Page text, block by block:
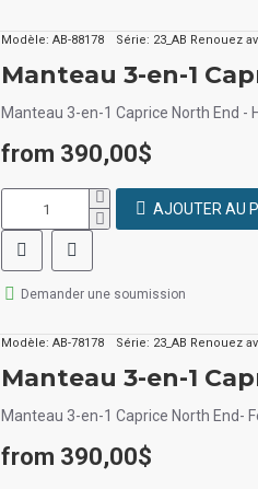
Modèle: AB-88178 Série: 23_AB Renouez
Manteau 3-en-1
Manteau 3-en-1 Caprice North End -
from 390,00$
AJOUTER AU
Demander une soumission
Modèle: AB-78178 Série: 23_AB Renouez
Manteau 3-en-1
Manteau 3-en-1 Caprice North End-
from 390,00$